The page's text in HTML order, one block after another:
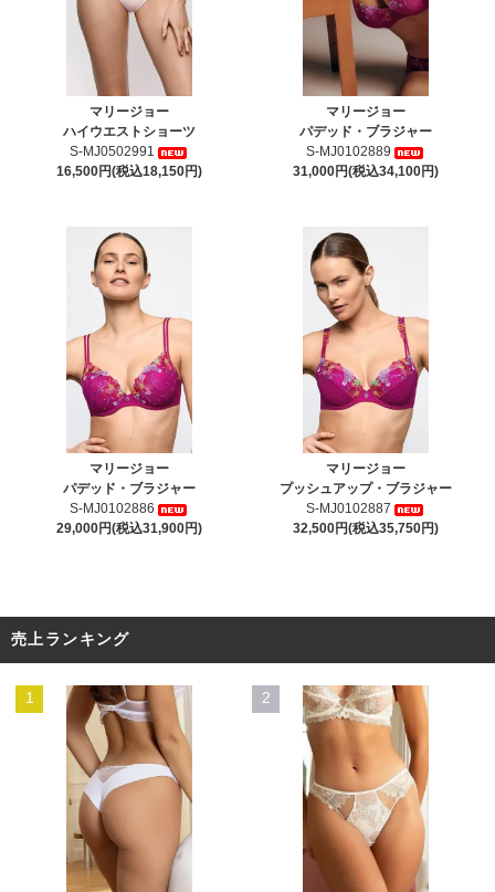
マリージョー
ハイウエストショーツ
S-MJ0502991
16,500円(税込18,150円)
マリージョー
パデッド・ブラジャー
S-MJ0102889
31,000円(税込34,100円)
マリージョー
パデッド・ブラジャー
S-MJ0102886
29,000円(税込31,900円)
マリージョー
プッシュアップ・ブラジャー
S-MJ0102887
32,500円(税込35,750円)
売上ランキング
1 2